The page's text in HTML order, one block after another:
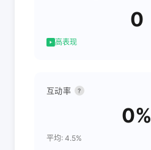
0
高表现
互动率 ?
0%
平均: 4.5%